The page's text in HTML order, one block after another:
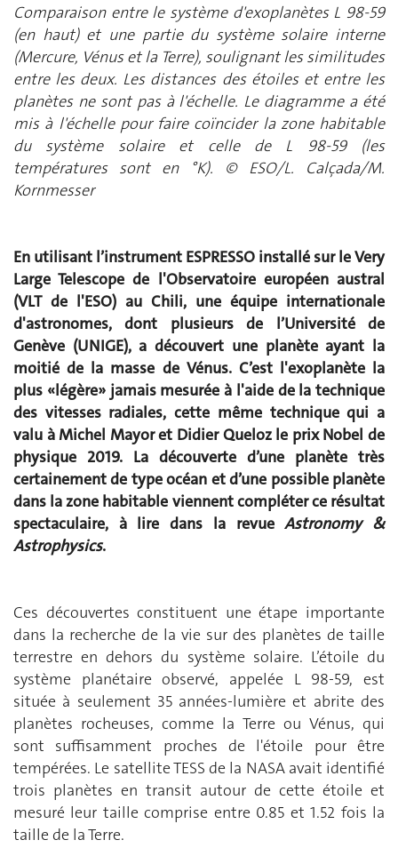
Comparaison entre le système d'exoplanètes L 98-59
(en haut) et une partie du système solaire interne
(Mercure, Vénus et la Terre), soulignant les similitudes
entre les deux. Les distances des étoiles et entre les
planètes ne sont pas à l'échelle. Le diagramme a été
mis à l'échelle pour faire coïncider la zone habitable
du système solaire et celle de L 98-59 (les
températures sont en °K). © ESO/L. Calçada/M.
Kornmesser
En utilisant l’instrument ESPRESSO installé sur le Very
Large Telescope de l'Observatoire européen austral
(VLT de l'ESO) au Chili, une équipe internationale
d'astronomes, dont plusieurs de l’Université de
Genève (UNIGE), a découvert une planète ayant la
moitié de la masse de Vénus. C’est l'exoplanète la
plus «légère» jamais mesurée à l'aide de la technique
des vitesses radiales, cette même technique qui a
valu à Michel Mayor et Didier Queloz le prix Nobel de
physique 2019. La découverte d’une planète très
certainement de type océan et d’une possible planète
dans la zone habitable viennent compléter ce résultat
spectaculaire, à lire dans la revueAstronomy &
Astrophysics.
Ces découvertes constituent une étape importante
dans la recherche de la vie sur des planètes de taille
terrestre en dehors du système solaire. L’étoile du
système planétaire observé, appelée L 98-59, est
située à seulement 35 années-lumière et abrite des
planètes rocheuses, comme la Terre ou Vénus, qui
sont suffisamment proches de l'étoile pour être
tempérées. Le satellite TESS de la NASA avait identifié
trois planètes en transit autour de cette étoile et
mesuré leur taille comprise entre 0.85 et 1.52 fois la
taille de la Terre.